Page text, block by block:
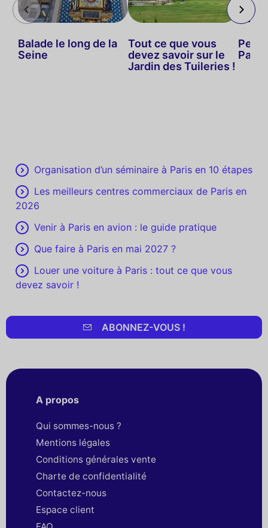
Balade le long de la
Seine
Tout ce que vous
devez savoir sur le
Jardin des Tuileries !
Paris
Organisation d’un séminaire à Paris en 10 étapes
Les meilleurs centres commerciaux de Paris en
2026
Venir à Paris en avion : le guide pratique
Que faire à Paris en mai 2027 ?
Louer une voiture à Paris : tout ce que vous
devez savoir !
ABONNEZ-VOUS !
A propos
Qui sommes-nous ?
Mentions légales
Conditions générales vente
Charte de confidentialité
Contactez-nous
Espace client